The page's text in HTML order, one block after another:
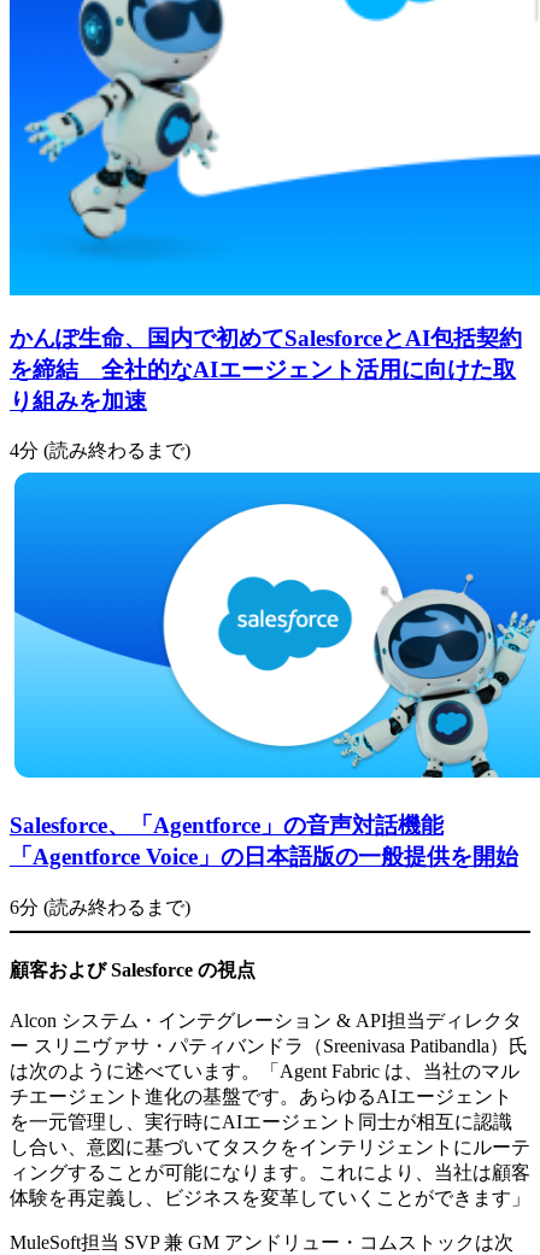
かんぽ生命、国内で初めてSalesforceとAI包括契約
を締結 全社的なAIエージェント活用に向けた取
り組みを加速
4分 (読み終わるまで)
Salesforce、「Agentforce」の音声対話機能
「Agentforce Voice」の日本語版の一般提供を開始
6分 (読み終わるまで)
顧客およびSalesforce の視点
Alcon システム・インテグレーション & API担当ディレクタ
ー スリニヴァサ・パティバンドラ（Sreenivasa Patibandla）氏
は次のように述べています。「Agent Fabric は、当社のマル
チエージェント進化の基盤です。あらゆるAIエージェント
を一元管理し、実行時にAIエージェント同士が相互に認識
し合い、意図に基づいてタスクをインテリジェントにルーテ
ィングすることが可能になります。これにより、当社は顧客
体験を再定義し、ビジネスを変革していくことができます」
MuleSoft担当 SVP 兼 GM アンドリュー・コムストックは次